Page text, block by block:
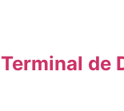
Terminal de